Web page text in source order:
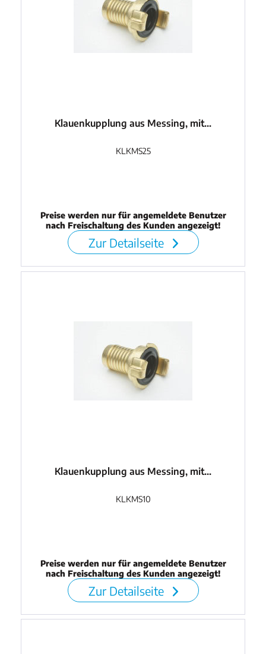
Klauenkupplung aus Messing, mit...
KLKMS25
Preise werden nur für angemeldete Benutzer
nach Freischaltung des Kunden angezeigt!
Zur Detailseite
Klauenkupplung aus Messing, mit...
KLKMS10
Preise werden nur für angemeldete Benutzer
nach Freischaltung des Kunden angezeigt!
Zur Detailseite